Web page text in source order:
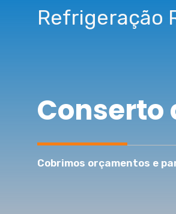
Refrigeração
Conserto
Cobrimos orçamentos e